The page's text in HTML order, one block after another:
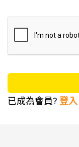
已成為會員? 登入